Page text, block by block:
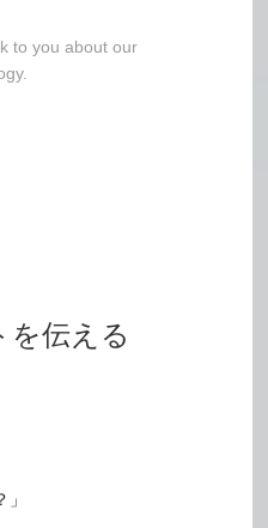
to you about our
を伝える